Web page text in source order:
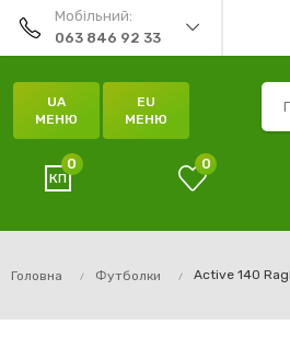
Мобільний:
063 846 92 33
UA
МЕНЮ
EU
МЕНЮ
0 0
Головна Футболки Active 140